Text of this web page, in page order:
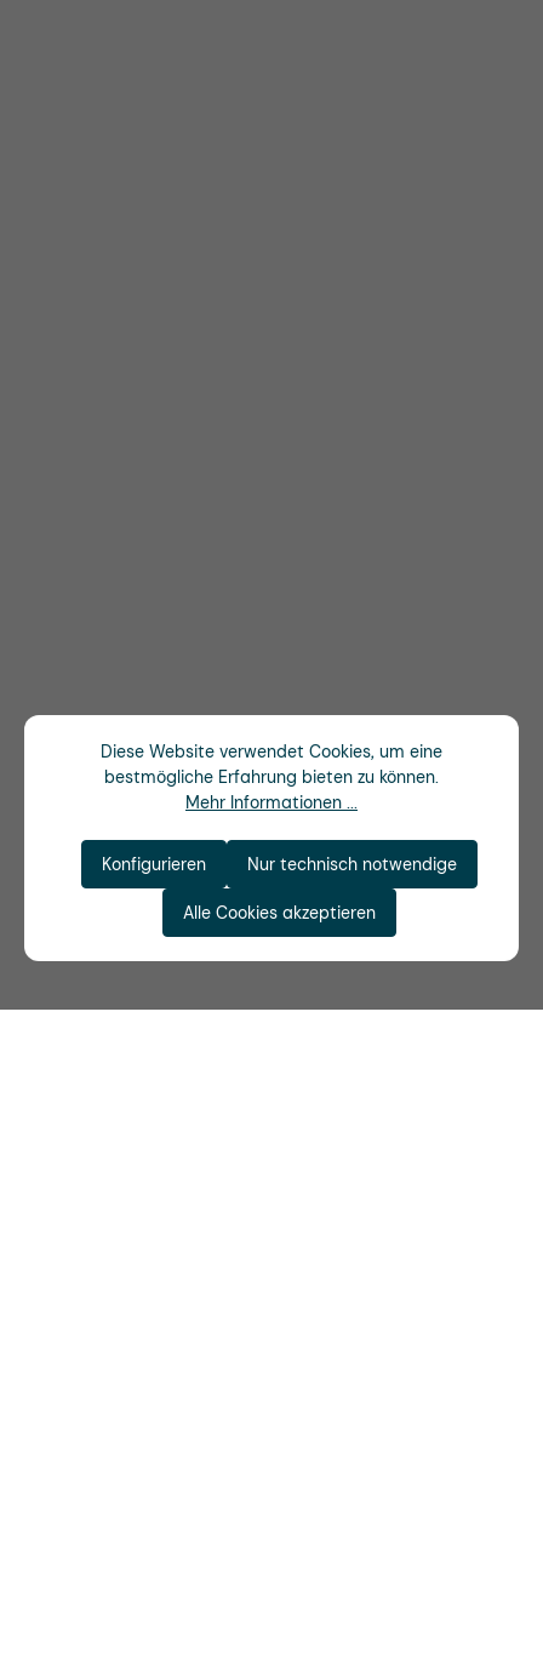
Diese Website verwendet Cookies, um eine
bestmögliche Erfahrung bieten zu können.
Mehr Informationen ...
Nur technisch notwendige
Konfigurieren
Alle Cookies akzeptieren